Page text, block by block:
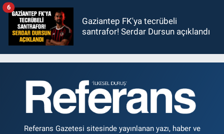
Gaziantep FK'ya tecrübeli
santrafor! Serdar Dursun açıklandı
6
Referans Gazetesi sitesinde yayınlanan yazı, haber ve